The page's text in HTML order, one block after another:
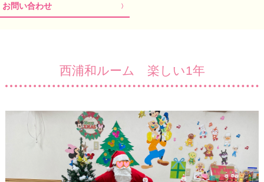
お問い合わせ
西浦和ルーム 楽しい1年